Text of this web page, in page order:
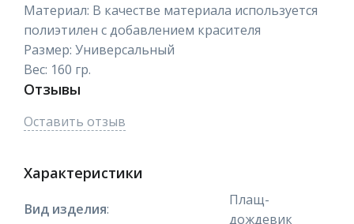
Материал: В качестве материала используется
полиэтилен с добавлением красителя
Размер: Универсальный
Вес: 160 гр.
Отзывы
Оставить отзыв
Характеристики
Вид изделия:
Плащ-
дождевик